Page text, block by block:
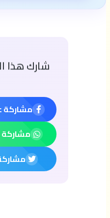
شارك هذا
مشاركة